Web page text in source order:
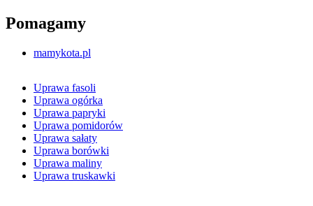
Pomagamy
mamykota.pl
Uprawa fasoli
Uprawa ogórka
Uprawa papryki
Uprawa pomidorów
Uprawa sałaty
Uprawa borówki
Uprawa maliny
Uprawa truskawki